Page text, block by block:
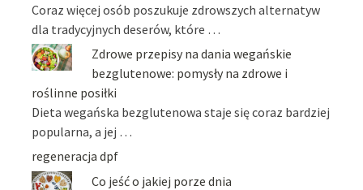
Coraz więcej osób poszukuje zdrowszych alternatyw
dla tradycyjnych deserów, które …
Zdrowe przepisy na dania wegańskie
bezglutenowe: pomysły na zdrowe i
roślinne posiłki
Dieta wegańska bezglutenowa staje się coraz bardziej
popularna, a jej …
regeneracja dpf
Co jeść o jakiej porze dnia